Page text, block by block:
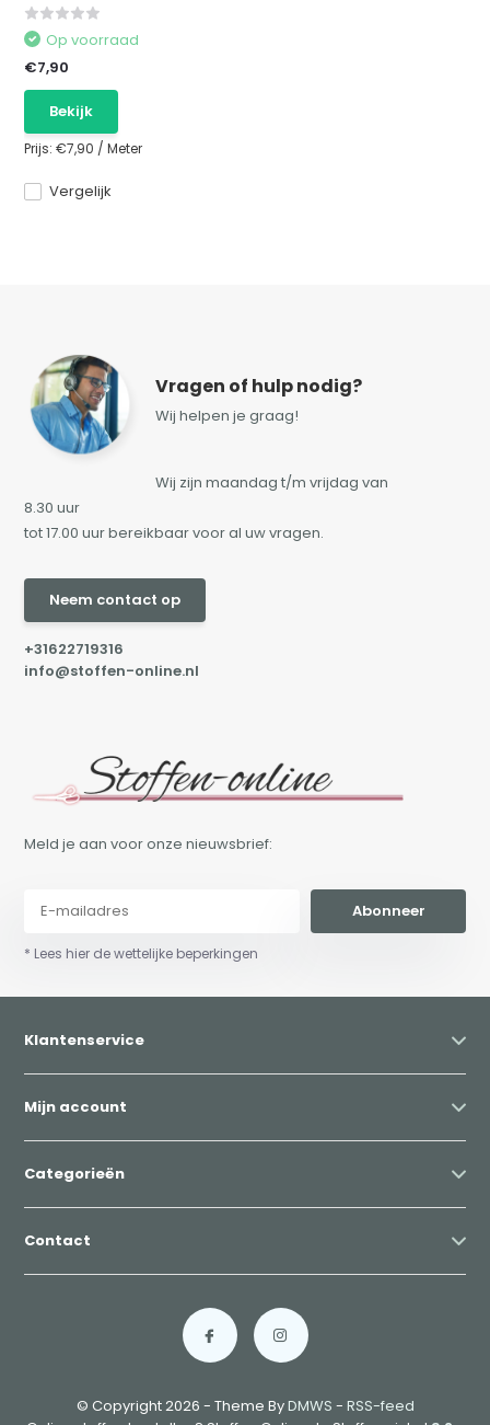
Vergelijk
Op voorraad
€7,90
Bekijk
Prijs:€7,90 /Meter
Vragen of hulp nodig?
Wij helpen je graag!
Wij zijn maandag t/m vrijdag van
8.30 uur
tot 17.00 uur bereikbaar voor al uw vragen.
Neem contact op
+31622719316
info@stoffen-online.nl
Meld je aan voor onze nieuwsbrief:
Abonneer
* Lees hier de wettelijke beperkingen
Klantenservice
Mijn account
Categorieën
Contact
© Copyright 2026 - Theme ByDMWS - RSS-feed